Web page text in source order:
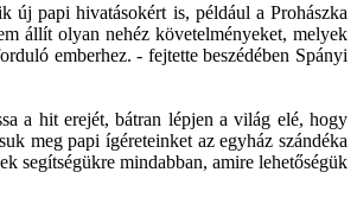
új papi hivatásokért is, például a Prohászka
állít olyan nehéz követelményeket, melyek
emberhez. - fejtette beszédében Spányi
a hit erejét, bátran lépjen a világ elé, hogy
meg papi ígéreteinket az egyház szándéka
segítségükre mindabban, amire lehetőségük